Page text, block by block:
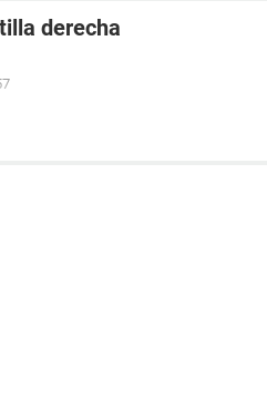
derecha